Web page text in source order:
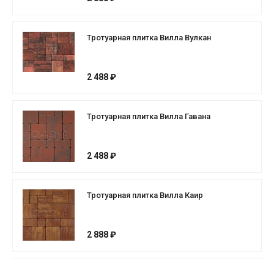
Тротуарная плитка Вилла Вулкан
2 488 ₽
Тротуарная плитка Вилла Гавана
2 488 ₽
Тротуарная плитка Вилла Каир
2 888 ₽